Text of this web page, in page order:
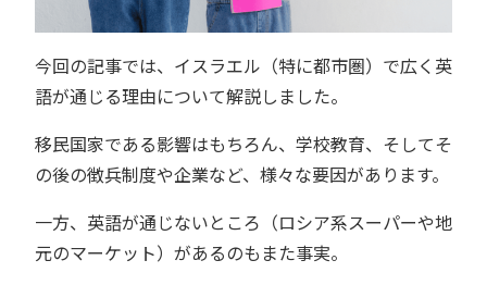
今回の記事では、イスラエル（特に都市圏）で広く英
語が通じる理由について解説しました。
移民国家である影響はもちろん、学校教育、そしてそ
の後の徴兵制度や企業など、様々な要因があります。
一方、英語が通じないところ（ロシア系スーパーや地
元のマーケット）があるのもまた事実。